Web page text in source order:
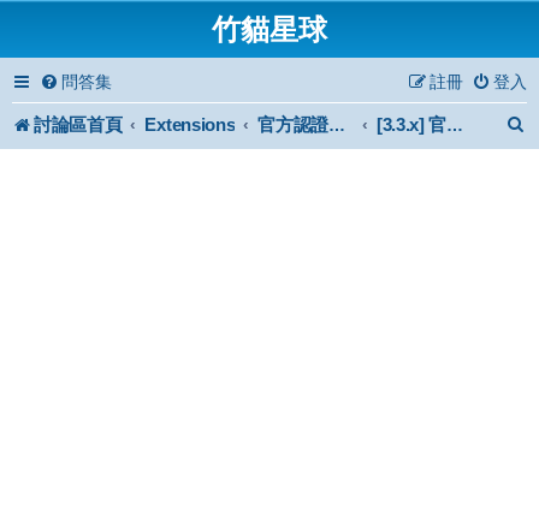
竹貓星球
問答集 登入
註冊
討論區首頁 Extensions 官方認證擴充功能 [3.3.x] 官方認證擴充功能